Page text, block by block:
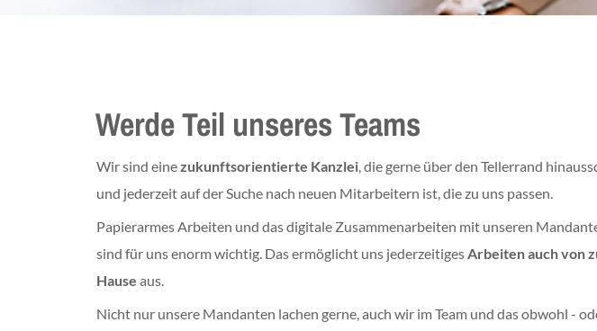
Werde Teil unseres Teams
Wir sind einezukunftsorientierte Kanzlei, die gerne über den Tellerrand
und jederzeit auf der Suche nach neuen Mitarbeitern ist, die zu uns passen.
Papierarmes Arbeiten und das digitale Zusammenarbeiten mit unseren
sind für uns enorm wichtig. Das ermöglicht uns jederzeitigesArbeiten auch von
Hause aus.
Nicht nur unsere Mandanten lachen gerne, auch wir im Team und das obwohl -